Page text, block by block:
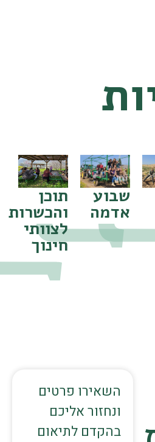
שבוע
אדמה
תוכן
והכשרות
לצוותי
חינוך
השאירו פרטים
ונחזור אליכם
בהקדם לתיאום